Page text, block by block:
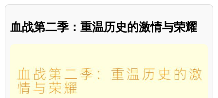
血战第二季：重温历史的激情与荣耀